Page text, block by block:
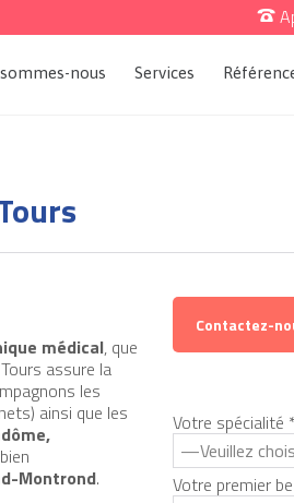

nous Services
médical, que
assure la
les
ainsi que les
Montrond.
Contactez-
Votre spécialité
Votre premier